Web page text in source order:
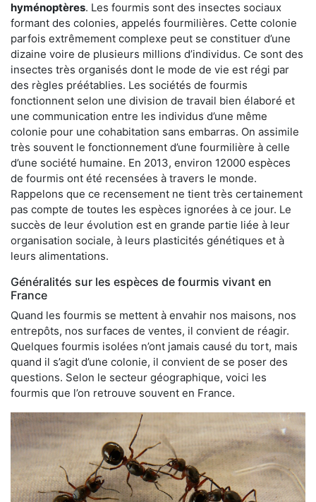
hyménoptères. Les fourmis sont des insectes sociaux
formant des colonies, appelés fourmilières. Cette colonie
parfois extrêmement complexe peut se constituer d’une
dizaine voire de plusieurs millions d’individus. Ce sont des
insectes très organisés dont le mode de vie est régi par
des règles préétablies. Les sociétés de fourmis
fonctionnent selon une division de travail bien élaboré et
une communication entre les individus d’une même
colonie pour une cohabitation sans embarras. On assimile
très souvent le fonctionnement d’une fourmilière à celle
d’une société humaine. En 2013, environ 12000 espèces
de fourmis ont été recensées à travers le monde.
Rappelons que ce recensement ne tient très certainement
pas compte de toutes les espèces ignorées à ce jour. Le
succès de leur évolution est en grande partie liée à leur
organisation sociale, à leurs plasticités génétiques et à
leurs alimentations.
Généralités sur les espèces de fourmis vivant en
France
Quand les fourmis se mettent à envahir nos maisons, nos
entrepôts, nos surfaces de ventes, il convient de réagir.
Quelques fourmis isolées n’ont jamais causé du tort, mais
quand il s’agit d’une colonie, il convient de se poser des
questions. Selon le secteur géographique, voici les
fourmis que l’on retrouve souvent en France.